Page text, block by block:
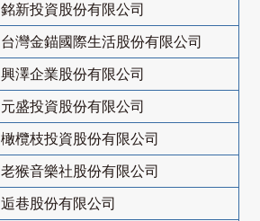
銘新投資股份有限公司
台灣金錨國際生活股份有限公司
興澤企業股份有限公司
元盛投資股份有限公司
橄欖枝投資股份有限公司
老猴音樂社股份有限公司
逅巷股份有限公司